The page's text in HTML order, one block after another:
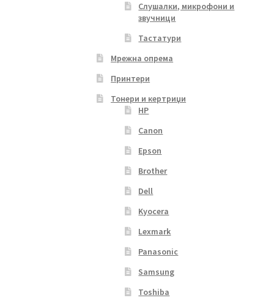
Слушалки, микрофони и
звучници
Тастатури
Мрежна опрема
Принтери
Тонери и кертриџи
HP
Canon
Epson
Brother
Dell
Kyocera
Lexmark
Panasonic
Samsung
Toshiba